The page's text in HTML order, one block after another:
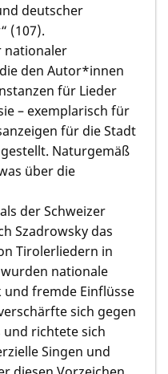
deutscher
(107).
nationaler
den Autor*innen
für Lieder
– exemplarisch für
für die Stadt
Naturgemäß
über die
der Schweizer
Szadrowsky das
Tirolerliedern in
nationale
fremde Einflüsse
sich gegen
und richtete sich
Singen und